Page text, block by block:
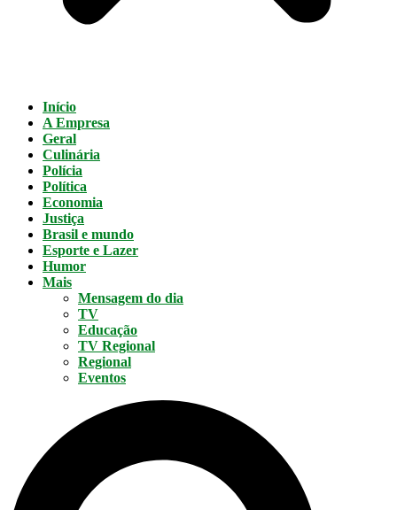
Início
A Empresa
Geral
Culinária
Polícia
Política
Economia
Justiça
Brasil e mundo
Esporte e Lazer
Humor
Mais
Mensagem do dia
TV
Educação
TV Regional
Regional
Eventos